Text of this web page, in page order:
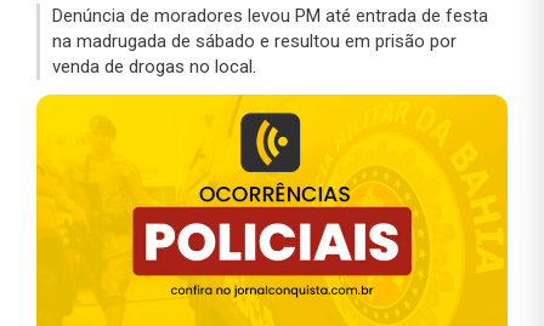
Denúncia de moradores levou PM até entrada de festa
na madrugada de sábado e resultou em prisão por
venda de drogas no local.